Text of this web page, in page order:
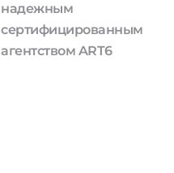
надежным
сертифицированным
агентством ART6